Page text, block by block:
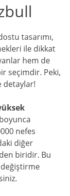
tasarımı,
ile dikkat
hem de
seçimdir. Peki,
detaylar!
nefes
diğer
biridir. Bu
değiştirme